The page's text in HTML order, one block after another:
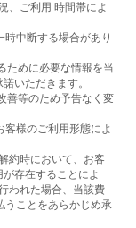
、ご利用 時間帯によ
中断する場合があり
ために必要な情報を当
いただきます。
善等のため予告なく変
様のご利用形態によ
約時において、お客
存在することによ
われた場合、当該費
うことをあらかじめ承